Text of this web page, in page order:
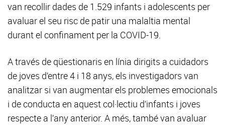
van recollir dades de 1.529 infants i adolescents per
avaluar el seu risc de patir una malaltia mental
durant el confinament per la COVID-19.
A través de qüestionaris en línia dirigits a cuidadors
de joves d’entre 4 i 18 anys, els investigadors van
analitzar si van augmentar els problemes emocionals
i de conducta en aquest col·lectiu d’infants i joves
respecte a l’any anterior. A més, també van avaluar